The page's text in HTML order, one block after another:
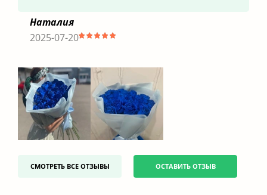
Наталия
2025-07-20
СМОТРЕТЬ ВСЕ ОТЗЫВЫ ОСТАВИТЬ ОТЗЫВ